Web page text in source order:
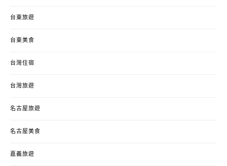
台東旅遊
台東美食
台灣住宿
台灣旅遊
名古屋旅遊
名古屋美食
嘉義旅遊